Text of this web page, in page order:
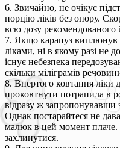
6. Звичайно, не очікує
порцію ліків без опору.
всю дозу
7. Якщо карапуз виплюнув
ліками, ні в якому разі не
існує небезпека
скільки міліграмів
8. Впертого ковтання
проковтнути потрапила в
відразу ж запропонувавши
Однак постарайтеся не
малюк в цей момент
захлинутися.